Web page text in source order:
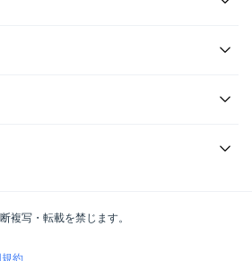
複写・転載を禁じます。